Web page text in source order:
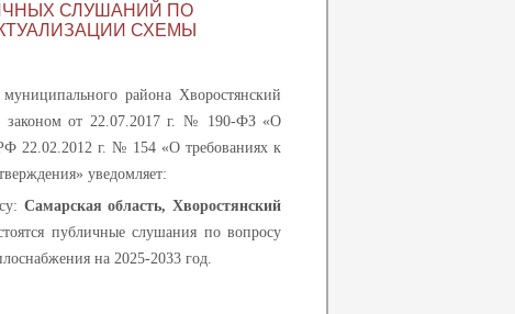
СЛУШАНИЙ ПО
СХЕМЫ
района Хворостянский
законом от 22.07.2017 г. № 190-ФЗ «О
22.02.2012 г. № 154 «О требованиях к
уведомляет:
Самарская область, Хворостянский
публичные слушания по вопросу
на 2025-2033 год.